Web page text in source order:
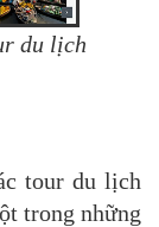
du lịch
tour du lịch
trong những